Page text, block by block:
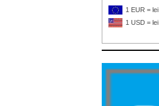
1 EUR = lei
1 USD = lei